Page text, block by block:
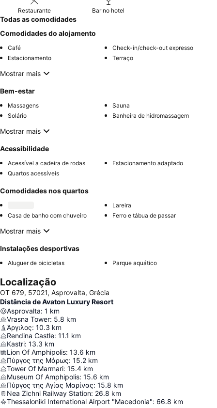
Restaurante Bar no hotel
Todas as comodidades
Comodidades do alojamento
Café
Check-in/check-out expresso
Estacionamento
Terraço
Mostrar mais
Bem-estar
Massagens
Sauna
Solário
Banheira de hidromassagem
Mostrar mais
Acessibilidade
Acessível a cadeira de rodas
Estacionamento adaptado
Quartos acessíveis
Comodidades nos quartos
Lareira
Casa de banho com chuveiro
Ferro e tábua de passar
Mostrar mais
Instalações desportivas
Aluguer de bicicletas Parque aquático
Localização
OT 679, 57021, Asprovalta, Grécia
Distância de Avaton Luxury Resort
Asprovalta: 1 km
Vrasna Tower: 5.8 km
Άργιλος: 10.3 km
Rendina Castle: 11.1 km
Kastri: 13.3 km
Lion Of Amphipolis: 13.6 km
Πύργος της Μάρως: 15.2 km
Tower Of Marmari: 15.4 km
Museum Of Amphipolis: 15.6 km
Πύργος της Αγίας Μαρίνας: 15.8 km
Nea Zichni Railway Station: 26.8 km
Thessaloniki International Airport "Macedonia": 66.8 km